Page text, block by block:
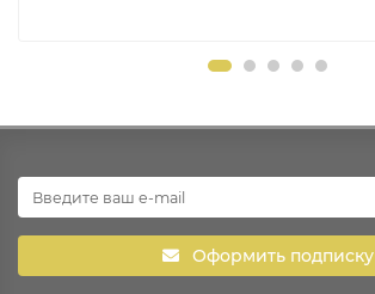
Оформить подписку